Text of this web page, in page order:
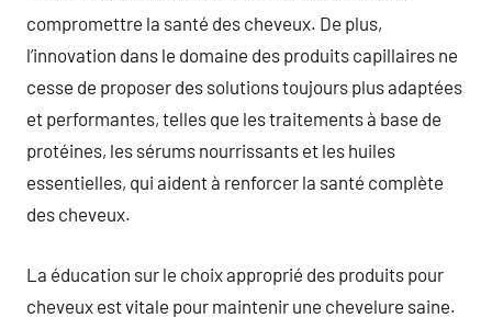
compromettre la santé des cheveux. De plus,
l’innovation dans le domaine des produits capillaires ne
cesse de proposer des solutions toujours plus adaptées
et performantes, telles que les traitements à base de
protéines, les sérums nourrissants et les huiles
essentielles, qui aident à renforcer la santé complète
des cheveux.
La éducation sur le choix approprié des produits pour
cheveux est vitale pour maintenir une chevelure saine.